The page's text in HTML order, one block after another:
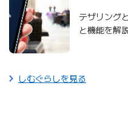
テザリング
と機能を解
しむぐらしを見る